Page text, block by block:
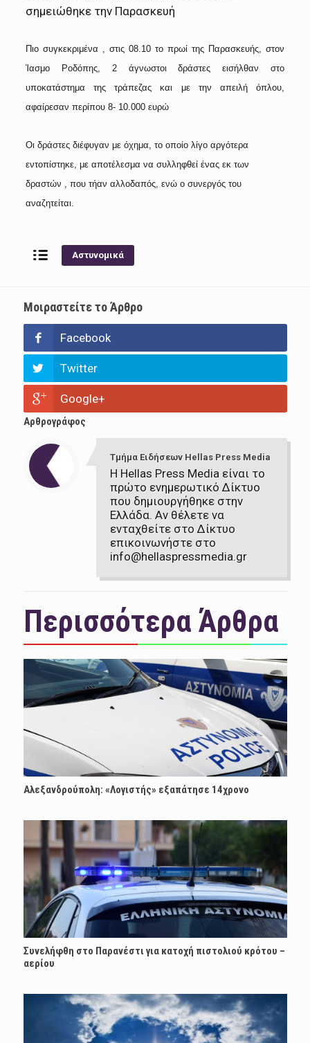
σημειώθηκε την Παρασκευή
Πιο συγκεκριμένα , στις 08.10 το πρωί της Παρασκευής, στον
Ίασμο Ροδόπης, 2 άγνωστοι δράστες εισήλθαν στο
υποκατάστημα της τράπεζας και με την απειλή όπλου,
αφαίρεσαν περίπου 8- 10.000 ευρώ
Οι δράστες διέφυγαν με όχημα, το οποίο λίγο αργότερα
εντοπίστηκε, με αποτέλεσμα να συλληφθεί ένας εκ των
δραστών , που τήαν αλλοδαπός, ενώ ο συνεργός του
αναζητείται.
Αστυνομικά
Μοιραστείτε το Άρθρο
Facebook
Twitter
Google+
Αρθρογράφος
Τμήμα Ειδήσεων Hellas Press Media
Η Hellas Press Media είναι το
πρώτο ενημερωτικό Δίκτυο
που δημιουργήθηκε στην
Ελλάδα. Αν θέλετε να
ενταχθείτε στο Δίκτυο
επικοινωνήστε στο
info@hellaspressmedia.gr
Περισσότερα Άρθρα
Αλεξανδρούπολη: «Λογιστής» εξαπάτησε 14χρονο
Συνελήφθη στο Παρανέστι για κατοχή πιστολιού κρότου –
αερίου